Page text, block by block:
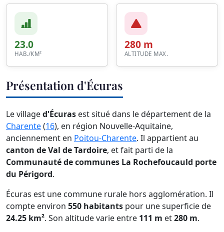
23.0
HAB./KM²
280 m
ALTITUDE MAX.
Présentation d'Écuras
Le villaged'Écuras est situé dans le département de la
Charente(16), en région Nouvelle-Aquitaine,
anciennement en Poitou-Charente. Il appartient au
canton de Val de Tardoire, et fait parti de la
Communauté de communes La Rochefoucauld porte
du Périgord.
Écuras est une commune rurale hors agglomération. Il
compte environ 550 habitants pour une superficie de
24.25 km². Son altitude varie entre 111 m et280 m.